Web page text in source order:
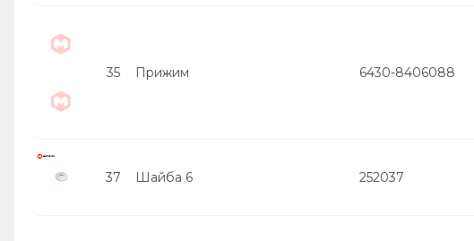
35 Прижим 6430-8406088
37 Шайба 6 252037